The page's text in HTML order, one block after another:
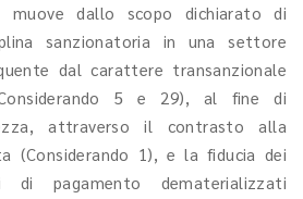
muove dallo scopo dichiarato di
sanzionatoria in una settore
dal carattere transanzionale
5 e 29), al fine di
attraverso il contrasto alla
(Considerando 1), e la fiducia dei
pagamento dematerializzati